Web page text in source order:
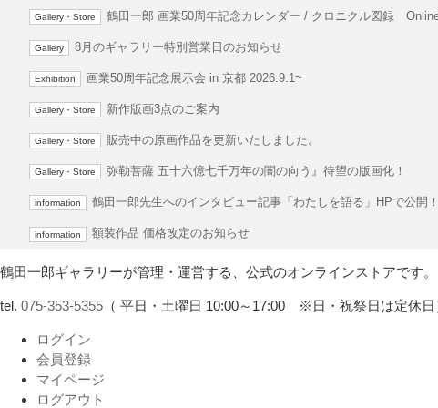
Gallery・Store 鶴田一郎 画業50周年記念カレンダー / クロニクル図録
Gallery 8月のギャラリー特別営業日のお知らせ
Exhibition 画業50周年記念展示会 in 京都 2026.9.1~
Gallery・Store 新作版画3点のご案内
Gallery・Store 販売中の原画作品を更新いたしました。
Gallery・Store 弥勒菩薩 五十六億七千万年の闇の向う』待望の版画化！
information 鶴田一郎先生へのインタビュー記事「わたしを語る」HPで公開！
information 額装作品 価格改定のお知らせ
鶴田一郎ギャラリーが管理・運営する、公式のオンラインストアです。
tel. 075-353-5355 （ 平日・土曜日 10:00～17:00 ※日・祝祭日は定休日
ログイン
会員登録
マイページ
ログアウト